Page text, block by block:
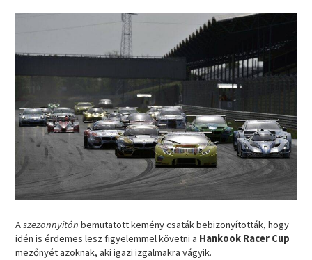
Aszezonnyitón bemutatott kemény csaták bebizonyították, hogy
idén is érdemes lesz figyelemmel követni a Hankook Racer Cup
mezőnyét azoknak, aki igazi izgalmakra vágyik.